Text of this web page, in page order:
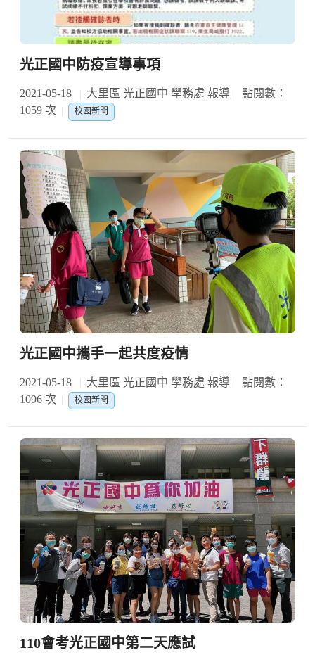
光正國中防疫宣導事項
2021-05-18 大里區 光正國中 學務處 報導
點閱數：
1059 次
校園新聞
光正國中攜手一起共度疫情
2021-05-18 大里區 光正國中 學務處 報導
點閱數：
1096 次
校園新聞
110會考光正國中第二天應試